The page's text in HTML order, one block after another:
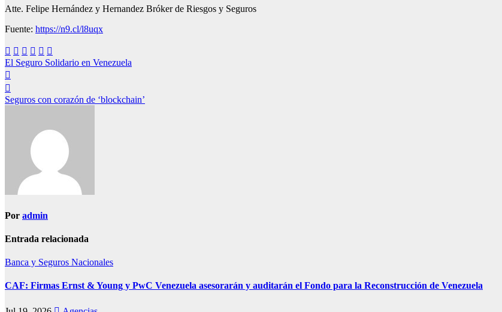
Atte. Felipe Hernández y Hernandez Bróker de Riesgos y Seguros
Fuente: https://n9.cl/l8uqx
Navegación
de
entradas
El Seguro Solidario en Venezuela
Seguros con corazón de ‘blockchain’
Por admin
Entrada relacionada
Banca y Seguros Nacionales
CAF: Firmas Ernst & Young y PwC Venezuela asesorarán y auditarán el Fondo para la Reconstrucción de Venezuela